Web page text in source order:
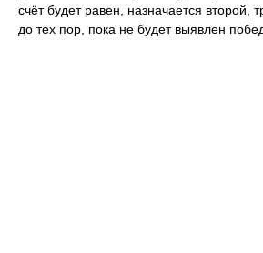
счёт будет равен, назначается второй,
до тех пор, пока не будет выявлен